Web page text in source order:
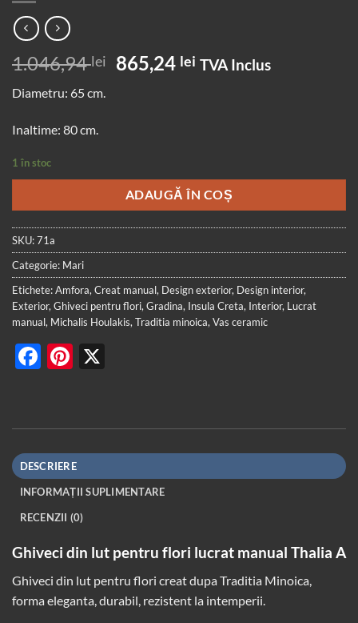
1.046,94lei
Prețul
inițial
865,24 lei Prețul
TVA Inclus
Diametru: 65 cm.
Inaltime: 80 cm.
1 în stoc
ADAUGĂ ÎN COȘ
SKU:71a
Categorie: Mari
Etichete:Amfora, Creat manual, Design exterior, Design interior,
Exterior, Ghiveci pentru flori, Gradina, Insula Creta, Interior, Lucrat
manual, Michalis Houlakis, Traditia minoica, Vas ceramic
Facebook
Pinterest
DESCRIERE
INFORMAȚII SUPLIMENTARE
RECENZII (0)
Ghiveci din lut pentru flori lucrat manual Thalia A
Ghiveci din lut pentru flori creat dupaTraditia Minoica,
forma eleganta, durabil, rezistent la intemperii.